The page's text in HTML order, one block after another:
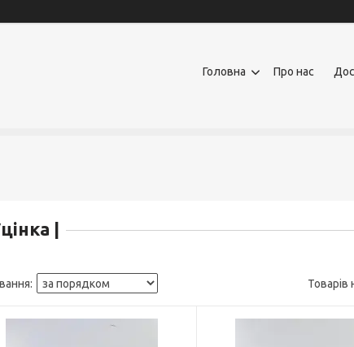
Головна Про нас
|